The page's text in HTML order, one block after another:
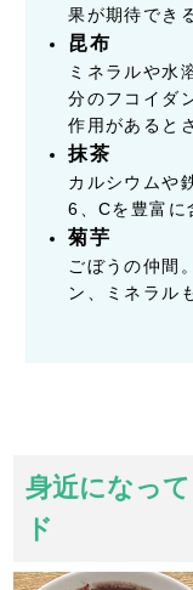
果が期待でき
昆布
ミネラルや水
分のフコイダ
作用があると
抹茶
カルシウムや
6、Cを豊富に
菊芋
ごぼうの仲間
ン、ミネラル
身近になっ
ド